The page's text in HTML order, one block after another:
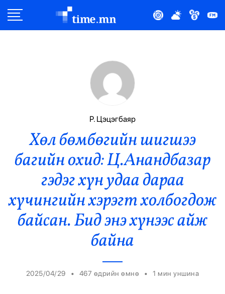
Эдийн Засаг
Нийтлэлчийн Булан
Эрүүл Мэнд
Орон Нутаг
Спорт
Энтертайнмент
Эрэн Сурвалжилга
Р. Цэцэгбаяр
Хөл бөмбөгийн шигшээ
багийн охид: Ц.Анандбазар
гэдэг хүн удаа дараа
хүчингийн хэрэгт холбогдож
байсан. Бид энэ хүнээс айж
байна
2025/04/29 • 467 өдрийн өмнө • 1 мин уншина